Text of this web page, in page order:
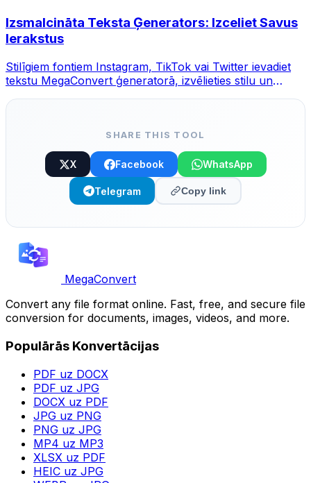
Izsmalcināta Teksta Ģenerators: Izceliet Savus
Ierakstus
Stilīgiem fontiem Instagram, TikTok vai Twitter ievadiet
tekstu MegaConvert ģeneratorā, izvēlieties stilu un
SHARE THIS TOOL
X Facebook WhatsApp
Telegram Copy link
MegaConvert
Convert any file format online. Fast, free, and secure file
conversion for documents, images, videos, and more.
Populārās Konvertācijas
PDF uz DOCX
PDF uz JPG
DOCX uz PDF
JPG uz PNG
PNG uz JPG
MP4 uz MP3
XLSX uz PDF
HEIC uz JPG